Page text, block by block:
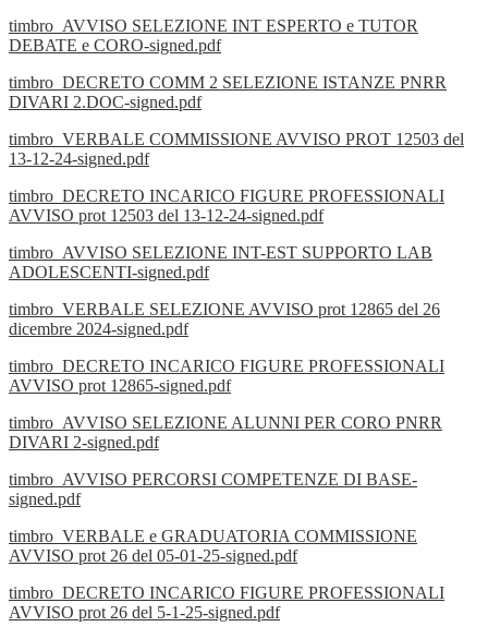
timbro_AVVISO SELEZIONE INT ESPERTO e TUTOR
DEBATE e CORO-signed.pdf
timbro_DECRETO COMM 2 SELEZIONE ISTANZE PNRR
DIVARI 2.DOC-signed.pdf
timbro_VERBALE COMMISSIONE AVVISO PROT 12503 del
13-12-24-signed.pdf
timbro_DECRETO INCARICO FIGURE PROFESSIONALI
AVVISO prot 12503 del 13-12-24-signed.pdf
timbro_AVVISO SELEZIONE INT-EST SUPPORTO LAB
ADOLESCENTI-signed.pdf
timbro_VERBALE SELEZIONE AVVISO prot 12865 del 26
dicembre 2024-signed.pdf
timbro_DECRETO INCARICO FIGURE PROFESSIONALI
AVVISO prot 12865-signed.pdf
timbro_AVVISO SELEZIONE ALUNNI PER CORO PNRR
DIVARI 2-signed.pdf
timbro_AVVISO PERCORSI COMPETENZE DI BASE-
signed.pdf
timbro_VERBALE e GRADUATORIA COMMISSIONE
AVVISO prot 26 del 05-01-25-signed.pdf
timbro_DECRETO INCARICO FIGURE PROFESSIONALI
AVVISO prot 26 del 5-1-25-signed.pdf